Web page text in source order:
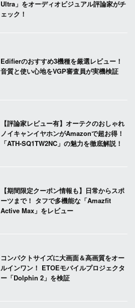
Ultra」をオーディオビジュアル評論家がチ
ェック！
Edifierのおすすめ3機種を厳選レビュー！
音質と使い心地をVGP審査員が実機検証
【評論家レビュー有】オーテクのおしゃれ
ノイキャンイヤホンがAmazonで超お得！
「ATH-SQ1TW2NC」の魅力を徹底解説！
【期間限定クーポン情報も】日常からスポ
ーツまで！ タフで多機能な「Amazfit
Active Max」をレビュー
コンパクトサイズに大画面＆高画質をオー
ルインワン！ ETOEモバイルプロジェクタ
ー「Dolphin 2」を検証